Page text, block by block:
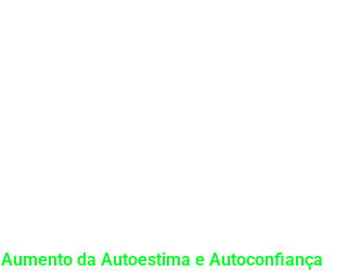
Aumento da Autoestima e Autoconfiança